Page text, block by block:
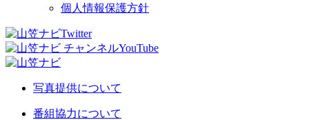
個人情報保護方針
写真提供について
番組協力について